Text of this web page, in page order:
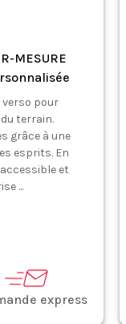
MESURE
verso pour
terrain.
grâce à une
esprits. En
et
...
express